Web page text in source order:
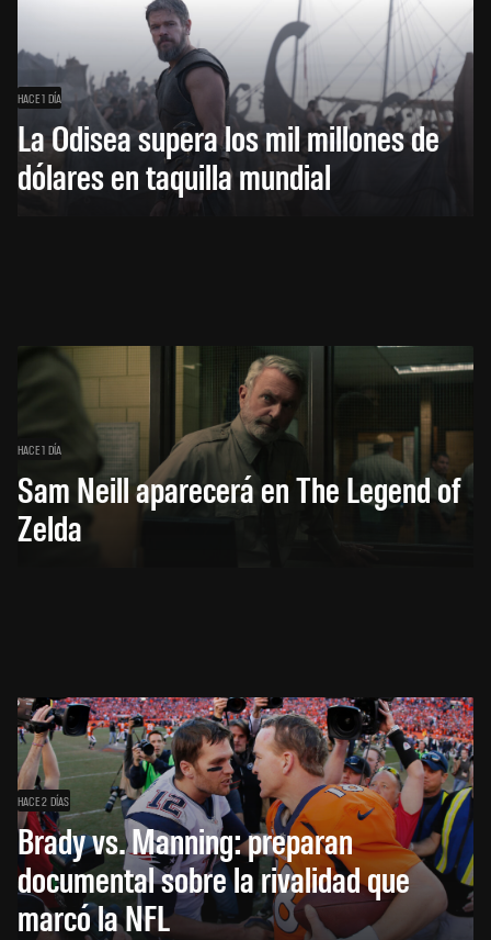
HACE 1 DÍA
La Odisea supera los mil millones de
dólares en taquilla mundial
HACE 1 DÍA
Sam Neill aparecerá en The Legend of
Zelda
HACE 2 DÍAS
Brady vs. Manning: preparan
documental sobre la rivalidad que
marcó la NFL